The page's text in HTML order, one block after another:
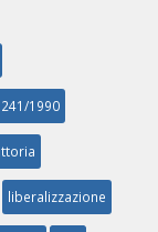
1990
liberalizzazione